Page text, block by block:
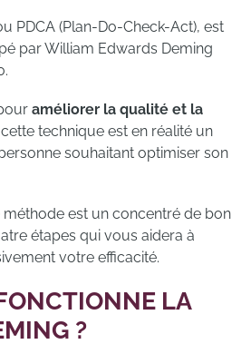
PDCA (Plan-Do-Check-Act), est
par William Edwards Deming
améliorer la qualité et la
cette technique est en réalité un
souhaitant optimiser son
est un concentré de bon
étapes qui vous aidera à
votre efficacité.
LA
?